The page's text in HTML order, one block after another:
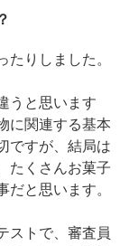
たりしました。
うと思います
に関連する基本
ですが、結局は
たくさんお菓子
だと思います。
ストで、審査員